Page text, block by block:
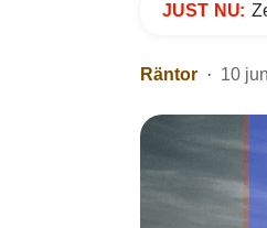
JUST NU:
Räntor 10